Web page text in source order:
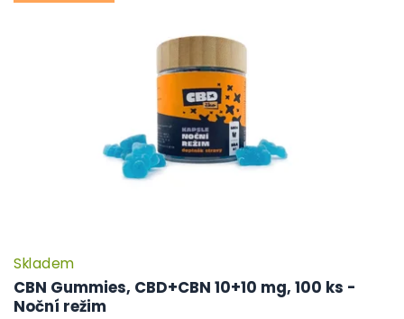
CBN Gummies, CBD+CBN 10+10 mg, 100 ks -
Noční režim
Skladem